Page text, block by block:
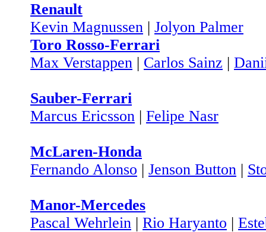
Renault
Kevin Magnussen | Jolyon Palmer
Toro Rosso-Ferrari
Max Verstappen | Carlos Sainz |
Sauber-Ferrari
Marcus Ericsson | Felipe Nasr
McLaren-Honda
Fernando Alonso | Jenson Button |
Manor-Mercedes
Pascal Wehrlein | Rio Haryanto |